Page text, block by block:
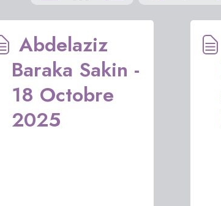
Abdelaziz
Baraka Sakin -
18 Octobre
2025